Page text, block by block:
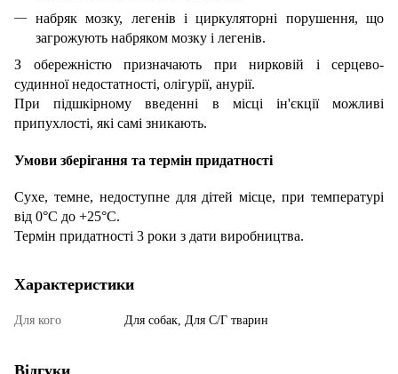
набряк мозку, легенів і циркуляторні порушення, що
загрожують набряком мозку і легенів.
З обережністю призначають при нирковій і серцево-
судинної недостатності, олігурії, анурії.
При підшкірному введенні в місці ін'єкції можливі
припухлості, які самі зникають.
Умови зберігання та термін придатності
Сухе, темне, недоступне для дітей місце, при температурі
від 0°С до +25°С.
Термін придатності 3 роки з дати виробництва.
Характеристики
Для кого Для собак, Для С/Г тварин